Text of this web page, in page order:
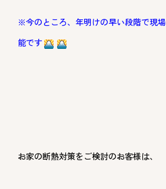
※今のところ、年明けの早い段階で現
能です
お家の断熱対策をご検討のお客様は、